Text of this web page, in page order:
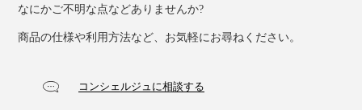
なにかご不明な点などありませんか?
商品の仕様や利用方法など、お気軽にお尋ねください。
コンシェルジュに相談する